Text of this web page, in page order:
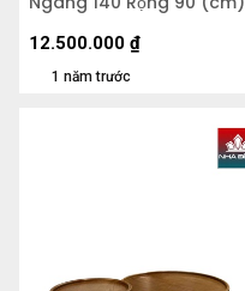
1 năm trước
12.500.000 ₫